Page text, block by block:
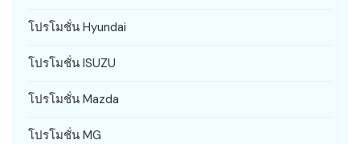
โปรโมชั่น Hyundai
โปรโมชั่น ISUZU
โปรโมชั่น Mazda
โปรโมชั่น MG